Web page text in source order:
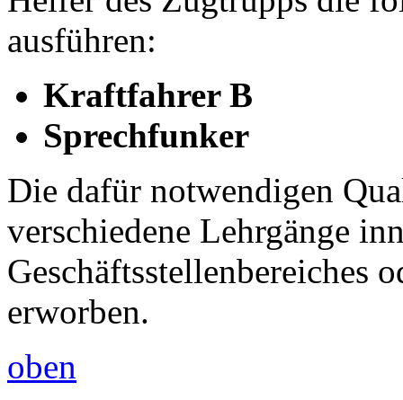
ausführen:
Kraftfahrer B
Sprechfunker
Die dafür notwendigen
verschiedene Lehrgänge
Geschäftsstellenbereiches
erworben.
oben